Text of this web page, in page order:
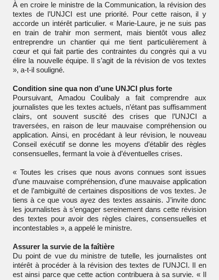
À en croire le ministre de la Communication, la révision des
textes de l’UNJCI est une priorité. Pour cette raison, il y
accorde un intérêt particulier. « Marie-Laure, je ne suis pas
en train de trahir mon serment, mais bientôt vous allez
entreprendre un chantier qui me tient particulièrement à
cœur et qui fait partie des contraintes du congrès qui a vu
élire la nouvelle équipe. Il s’agit de la révision de vos textes
», a-t-il souligné.
Condition sine qua non d’une UNJCI plus forte
Poursuivant, Amadou Coulibaly a fait comprendre aux
journalistes que les textes actuels, n’étant pas suffisamment
clairs, ont souvent suscité des crises que l’UNJCI a
traversées, en raison de leur mauvaise compréhension ou
application. Ainsi, en procédant à leur révision, le nouveau
Conseil exécutif se donne les moyens d’établir des règles
consensuelles, fermant la voie à d’éventuelles crises.
« Toutes les crises que nous avons connues sont issues
d’une mauvaise compréhension, d’une mauvaise application
et de l’ambiguïté de certaines dispositions de vos textes. Je
tiens à ce que vous ayez des textes assainis. J’invite donc
les journalistes à s’engager sereinement dans cette révision
des textes pour avoir des règles claires, consensuelles et
incontestables », a appelé le ministre.
Assurer la survie de la faîtière
Du point de vue du ministre de tutelle, les journalistes ont
intérêt à procéder à la révision des textes de l’UNJCI. Il en
est ainsi parce que cette action contribuera à sa survie. « Il